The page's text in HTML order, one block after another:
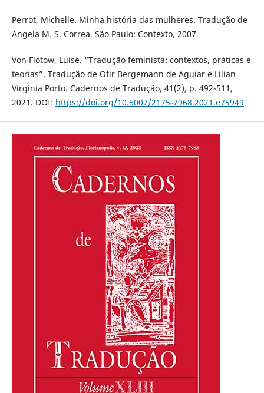
Perrot, Michelle. Minha história das mulheres. Tradução de
Angela M. S. Correa. São Paulo: Contexto, 2007.
Von Flotow, Luise. “Tradução feminista: contextos, práticas e
teorias”. Tradução de Ofir Bergemann de Aguiar e Lilian
Virgínia Porto. Cadernos de Tradução, 41(2), p. 492-511,
2021. DOI: https://doi.org/10.5007/2175-7968.2021.e75949